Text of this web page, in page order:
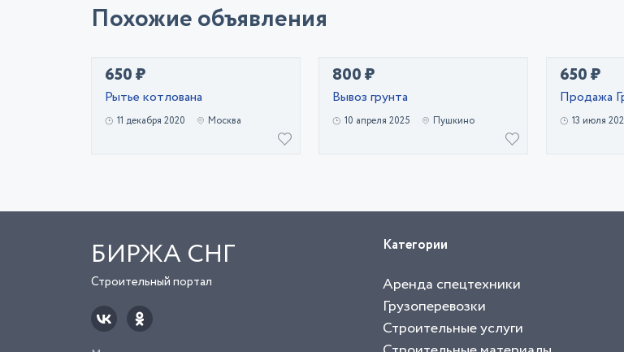
Похожие объявления
650 ₽
Рытье котлована
11 декабря 2020 Москва
800 ₽
Вывоз грунта
10 апреля 2025 Пушкино
650 ₽
Продажа
13 июля
БИРЖА СНГ
Строительный портал
Категории
Аренда спецтехники
Грузоперевозки
Строительные услуги